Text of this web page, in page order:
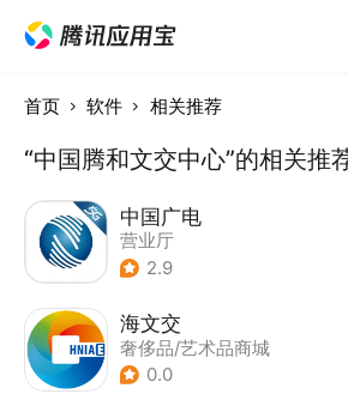
首页 软件 相关推荐
“中国腾和文交中心”的相关推
中国广电
营业厅
2.9
海文交
奢侈品/艺术品商城
0.0